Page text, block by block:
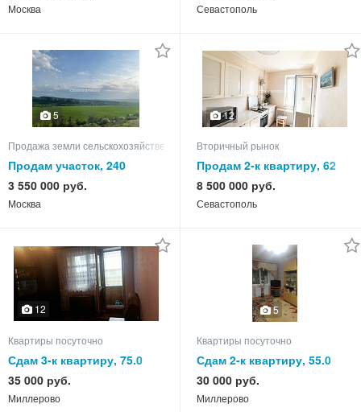
Москва Севастополь
5
Продажа земли сельскохозяйственного назначения
Продам участок, 240
3 550 000 руб.
Москва
12
Вторичный рынок
Продам 2-к квартиру, 62
кв.м, этаж 9 из 9
8 500 000 руб.
Севастополь
12
Квартиры посуточно
Сдам 3-к квартиру, 75.0
кв.м, этаж 2 из 2
35 000 руб.
Миллерово
5
Квартиры посуточно
Сдам 2-к квартиру, 55.0
кв.м, этаж 4 из 5
30 000 руб.
Миллерово